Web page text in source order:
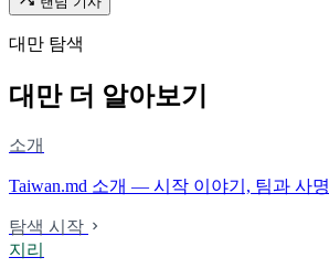
대만 탐색
대만 더 알아보기
소개
Taiwan.md 소개 — 시작 이야기, 팀과 사명
탐색 시작
지리